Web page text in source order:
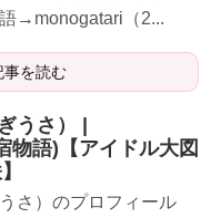
→monogatari（2...
事を読む
うさ） |
語)【アイドル大図
さ）のプロフィール